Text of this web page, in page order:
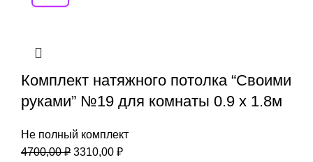
Комплект натяжного потолка “Своими
руками” №19 для комнаты 0.9 х 1.8м
Не полный комплект
4700,00₽ Первоначальная
3310,00 ₽Текущая